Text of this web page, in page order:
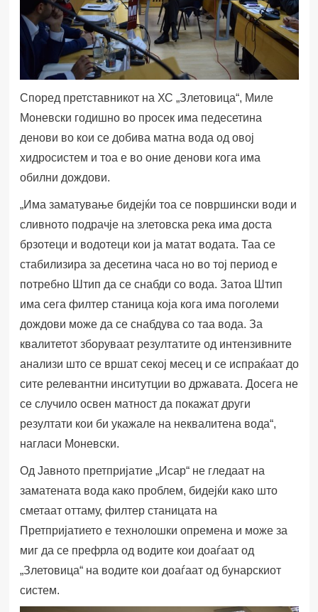
Според претставникот на ХС „Злетовица“, Миле
Моневски годишно во просек има педесетина
денови во кои се добива матна вода од овој
хидросистем и тоа е во оние денови кога има
обилни дождови.
„Има заматување бидејќи тоа се површински води и
сливното подрачје на злетовска река има доста
брзотеци и водотеци кои ја матат водата. Таа се
стабилизира за десетина часа но во тој период е
потребно Штип да се снабди со вода. Затоа Штип
има сега филтер станица која кога има поголеми
дождови може да се снабдува со таа вода. За
квалитетот зборуваат резултатите од интензивните
анализи што се вршат секој месец и се испраќаат до
сите релевантни инситутции во државата. Досега не
се случило освен матност да покажат други
резултати кои би укажале на неквалитена вода“,
нагласи Моневски.
Од Јавното претпријатие „Исар“ не гледаат на
заматената вода како проблем, бидејќи како што
сметаат оттаму, филтер станицата на
Претпријатието е технолошки опремена и може за
миг да се префрла од водите кои доаѓаат од
„Злетовица“ на водите кои доаѓаат од бунарскиот
систем.